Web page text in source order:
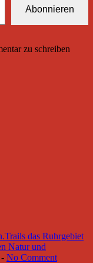
Abonnieren
zu schreiben
das Ruhrgebiet
Natur und
- No Comment